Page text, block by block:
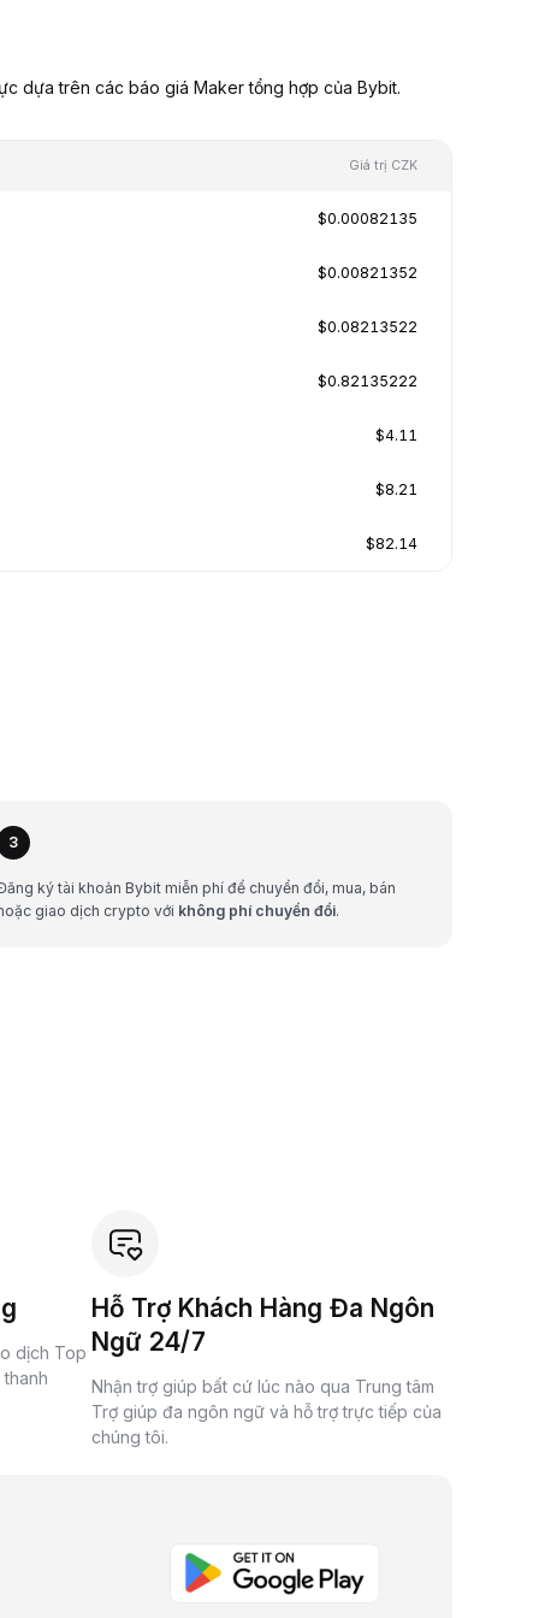
dựa trên các báo giá Maker tổng hợp của Bybit.
Giá trị CZK
$0.00082135
$0.00821352
$0.08213522
$0.82135222
$4.11
$8.21
$82.14
3
ký tài khoản Bybit miễn phí để chuyển đổi, mua, bán
giao dịch crypto với không phí chuyển đổi.
dịch Top
Hỗ Trợ Khách Hàng Đa Ngôn
Ngữ 24/7
Nhận trợ giúp bất cứ lúc nào qua Trung tâm
Trợ giúp đa ngôn ngữ và hỗ trợ trực tiếp của
chúng tôi.